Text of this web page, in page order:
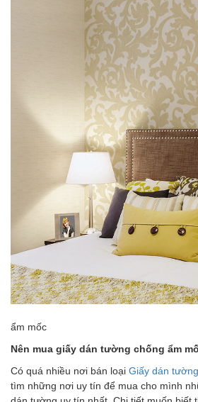
giấy dán
ẩm mốc
Nên mua giấy dán tường chống ẩm
Có quá nhiều nơi bán loại Giấy dán
tìm những nơi uy tín để mua cho mình